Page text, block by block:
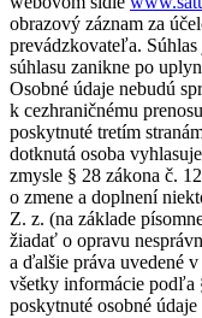
obrazový záznam za
prevádzkovateľa.
súhlasu zanikne po
Osobné údaje nebudú
k cezhraničnému
poskytnuté tretím
dotknutá osoba
zmysle § 28 zákona č.
o zmene a doplnení
Z. z. (na základe
žiadať o opravu
a ďalšie práva uvedené
všetky informácie podľa
poskytnuté osobné